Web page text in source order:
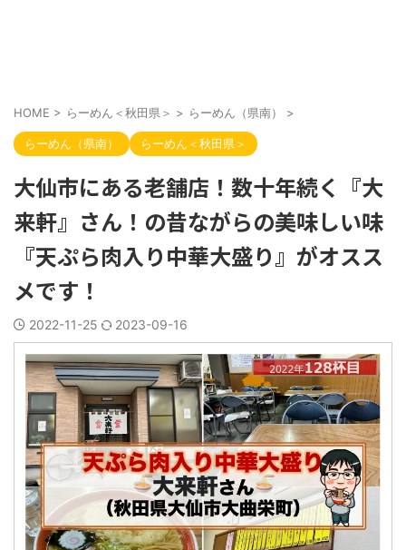
HOME > らーめん＜秋田県＞ > らーめん（県南） >
らーめん（県南） らーめん＜秋田県＞
大仙市にある老舗店！数十年続く『大
来軒』さん！の昔ながらの美味しい味
『天ぷら肉入り中華大盛り』がオスス
メです！
2022-11-25 2023-09-16